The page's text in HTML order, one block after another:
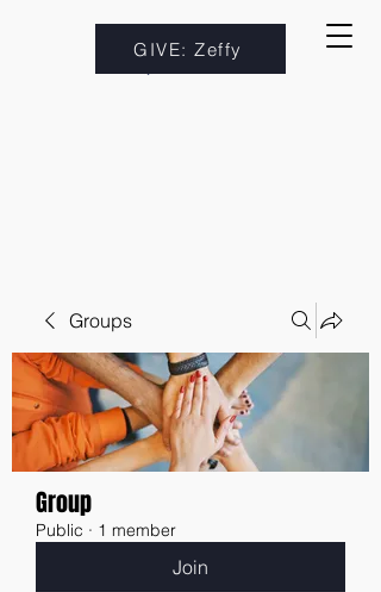
GIVE: Zeffy
Groups
Group
Public · 1 member
Join